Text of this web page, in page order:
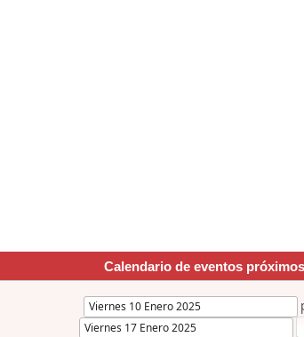
Calendario de eventos próximos